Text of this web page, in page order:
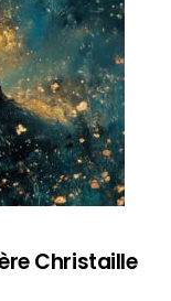
Christaille